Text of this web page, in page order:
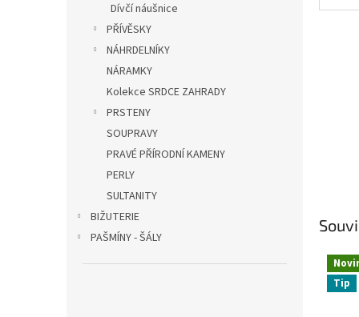
Dívčí náušnice
PŘÍVĚSKY
NÁHRDELNÍKY
NÁRAMKY
Kolekce SRDCE ZAHRADY
PRSTENY
SOUPRAVY
PRAVÉ PŘÍRODNÍ KAMENY
PERLY
SULTANITY
BIŽUTERIE
PAŠMÍNY - ŠÁLY
Tip